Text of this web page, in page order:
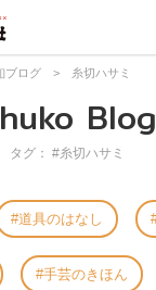
ブログ > 糸切ハサミ
Blog
タグ： #糸切ハサミ
道具のはなし
手芸のきほん